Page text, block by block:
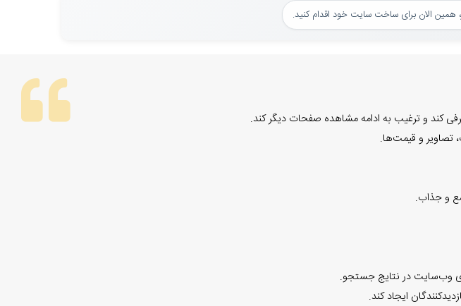
الان برای ساخت سایت خود اقدام کنید.
کند و ترغیب به ادامه مشاهده صفحات دیگر کند.
و قیمت‌ها.
و جذاب.
وب‌سایت در نتایج جستجو.